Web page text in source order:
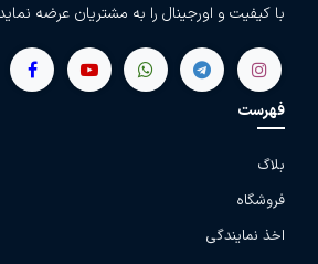
با کیفیت و اورجینال را به مشتریان عرضه
فهرست
بلاگ
فروشگاه
اخذ نمایندگی